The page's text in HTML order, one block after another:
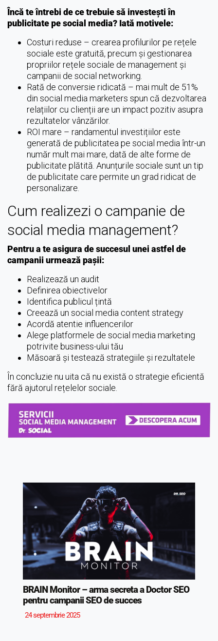
Încă te întrebi de ce trebuie să investești în
publicitate pe social media? Iată motivele:
Costuri reduse – crearea profilurilor pe rețele
sociale este gratuită, precum și gestionarea
propriilor rețele sociale de management și
campanii de social networking.
Rată de conversie ridicată – mai mult de 51%
din social media marketers spun că dezvoltarea
relațiilor cu clienții are un impact pozitiv asupra
rezultatelor vânzărilor.
ROI mare – randamentul investițiilor este
generată de publicitatea pe social media într-un
număr mult mai mare, dată de alte forme de
publicitate plătită. Anunțurile sociale sunt un tip
de publicitate care permite un grad ridicat de
personalizare.
Cum realizezi o campanie de
social media management?
Pentru a te asigura de succesul unei astfel de
campanii urmează pașii:
Realizează un audit
Definirea obiectivelor
Identifica publicul țintă
Creează un social media content strategy
Acordă atentie influencerilor
Alege platformele de social media marketing
potrivite business-ului tău
Măsoară și testează strategiile și rezultatele
În concluzie nu uita că nu există o strategie eficientă
fără ajutorul rețelelor sociale.
BRAIN Monitor – arma secreta a Doctor SEO
pentru campanii SEO de succes
24 septembrie 2025